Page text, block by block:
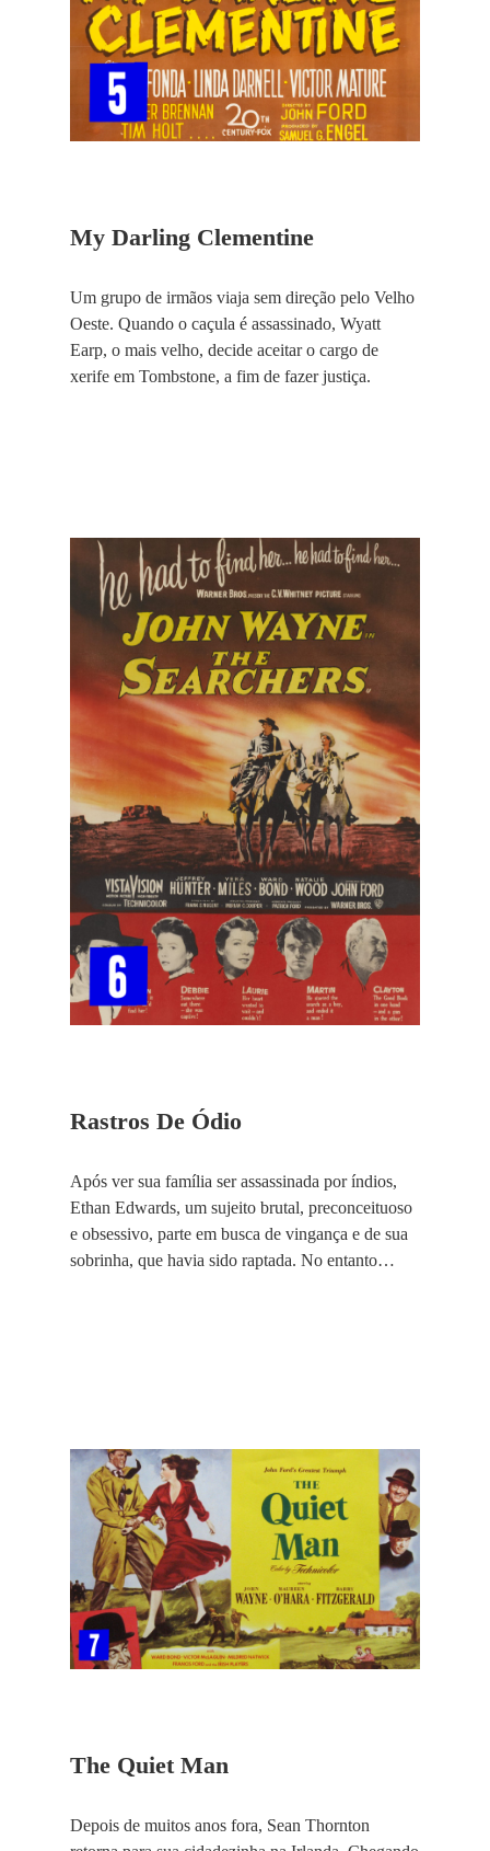
My Darling Clementine
Um grupo de irmãos viaja sem direção pelo Velho
Oeste. Quando o caçula é assassinado, Wyatt
Earp, o mais velho, decide aceitar o cargo de
xerife em Tombstone, a fim de fazer justiça.
Rastros De Ódio
Após ver sua família ser assassinada por índios,
Ethan Edwards, um sujeito brutal, preconceituoso
e obsessivo, parte em busca de vingança e de sua
sobrinha, que havia sido raptada. No entanto…
The Quiet Man
Depois de muitos anos fora, Sean Thornton